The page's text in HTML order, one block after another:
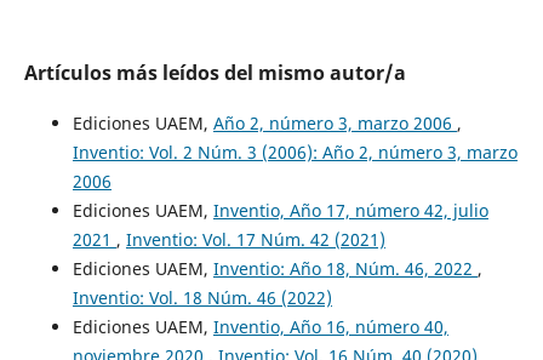
Artículos más leídos del mismo autor/a
Ediciones UAEM, Año 2, número 3, marzo 2006 ,
Inventio: Vol. 2 Núm. 3 (2006): Año 2, número 3, marzo
2006
Ediciones UAEM, Inventio, Año 17, número 42, julio
2021 , Inventio: Vol. 17 Núm. 42 (2021)
Ediciones UAEM, Inventio: Año 18, Núm. 46, 2022 ,
Inventio: Vol. 18 Núm. 46 (2022)
Ediciones UAEM, Inventio, Año 16, número 40,